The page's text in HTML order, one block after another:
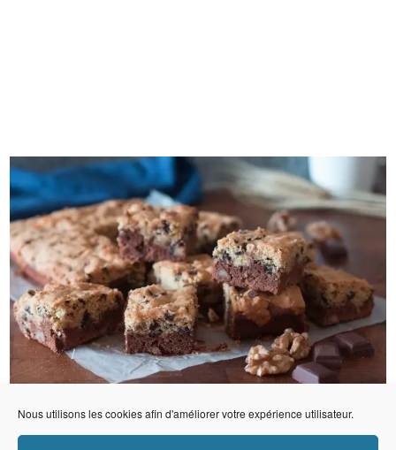
Nous utilisons les cookies afin d'améliorer votre expérience utilisateur.